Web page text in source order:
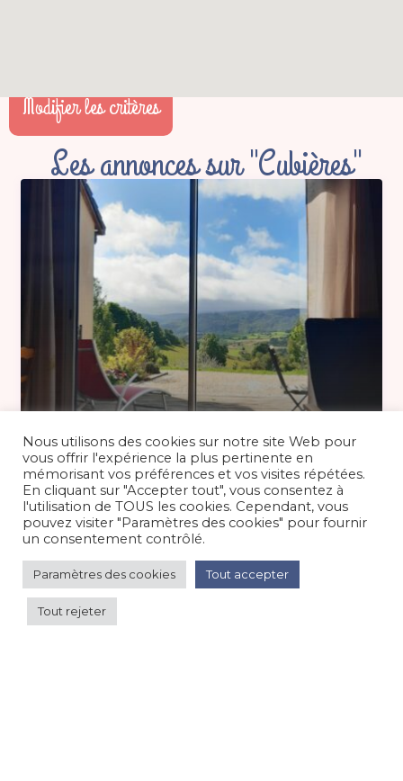
Modifier les critères
Les annonces sur "Cubières"
96 €/nuit
Studio 2 personnes au pied du Mont
Lozère
Appartement dans maison
Nous utilisons des cookies sur notre site Web pour
vous offrir l'expérience la plus pertinente en
mémorisant vos préférences et vos visites répétées.
En cliquant sur "Accepter tout", vous consentez à
l'utilisation de TOUS les cookies. Cependant, vous
pouvez visiter "Paramètres des cookies" pour fournir
un consentement contrôlé.
Paramètres des cookies Tout accepter
Tout rejeter